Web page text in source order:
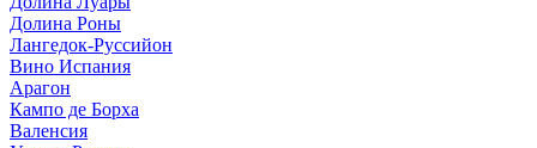
Долина Роны
Лангедок-Руссийон
Вино Испания
Арагон
Кампо де Борха
Валенсия